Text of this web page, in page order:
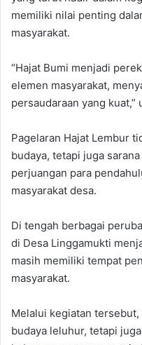
memiliki nilai penting
masyarakat.
“Hajat Bumi menjadi
elemen masyarakat,
persaudaraan yang kuat,”
Pagelaran Hajat Lembur
budaya, tetapi juga
perjuangan para
masyarakat desa.
Di tengah berbagai
di Desa Linggamukti
masih memiliki tempat
masyarakat.
Melalui kegiatan
budaya leluhur, tetapi